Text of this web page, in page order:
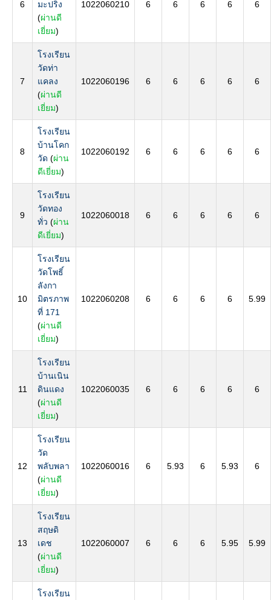
6
มะปริง
(ผ่านดี
เยี่ยม)
1022060210 6 6 6 6 6
7
โรงเรียน
วัดท่า
แคลง
(ผ่านดี
เยี่ยม)
1022060196 6 6 6 6 6
8
โรงเรียน
บ้านโคก
วัด (ผ่าน
ดีเยี่ยม)
1022060192 6 6 6 6 6
9
โรงเรียน
วัดทอง
ทั่ว (ผ่าน
ดีเยี่ยม)
1022060018 6 6 6 6 6
10
โรงเรียน
วัดโพธิ์
ลังกา
มิตรภาพ
ที่ 171
(ผ่านดี
เยี่ยม)
1022060208 6 6 6 6 5.99
11
โรงเรียน
บ้านเนิน
ดินแดง
(ผ่านดี
เยี่ยม)
1022060035 6 6 6 6 6
12
โรงเรียน
วัด
พลับพลา
(ผ่านดี
เยี่ยม)
1022060016 6 5.93 6 5.93 6
13
โรงเรียน
สฤษดิ
เดช
(ผ่านดี
เยี่ยม)
1022060007 6 6 6 5.95 5.99
โรงเรียน